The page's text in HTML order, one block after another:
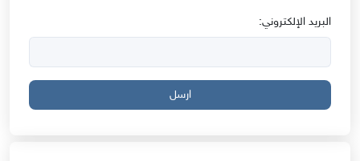
البريد الإلكتروني:
ارسل